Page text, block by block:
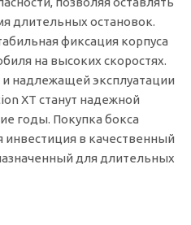
длительных остановок.
фиксация корпуса
на высоких скоростях.
надлежащей эксплуатации
XT станут надежной
годы. Покупка бокса
инвестиция в качественный
для длительных